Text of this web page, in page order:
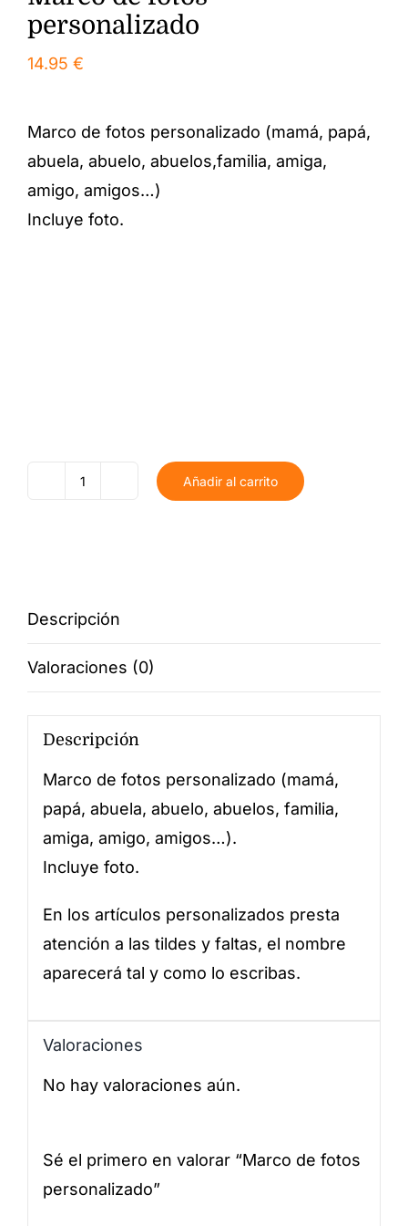
personalizado
14.95 €
Marco de fotos personalizado (mamá, papá,
abuela, abuelo, abuelos,familia, amiga,
amigo, amigos…)
Incluye foto.
cantidad
Añadir al carrito
Descripción
Valoraciones (0)
Descripción
Marco de fotos personalizado (mamá,
papá, abuela, abuelo, abuelos, familia,
amiga, amigo, amigos…).
Incluye foto.
En los artículos personalizados presta
atención a las tildes y faltas, el nombre
aparecerá tal y como lo escribas.
Valoraciones
No hay valoraciones aún.
Sé el primero en valorar “Marco de fotos
personalizado”